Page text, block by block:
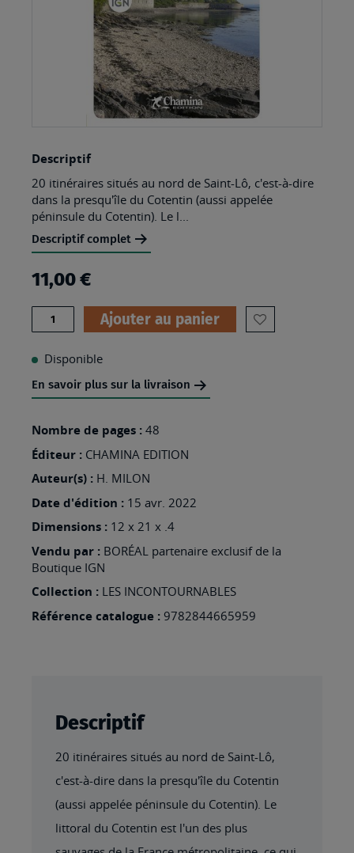
to
the
beginning
of
the
images
gallery
Descriptif
20 itinéraires situés au nord de Saint-Lô, c'est-à-dire
dans la presqu'île du Cotentin (aussi appelée
péninsule du Cotentin). Le l...
Descriptif complet
11,00 €
Quantité Ajouter au panier
AJOUTER
Disponible
En savoir plus sur la livraison
Nombre de pages : 48
Éditeur : CHAMINA EDITION
Auteur(s) : H. MILON
Date d'édition : 15 avr. 2022
Dimensions : 12 x 21 x .4
Vendu par : BORÉAL partenaire exclusif de la
Boutique IGN
Collection : LES INCONTOURNABLES
Référence catalogue : 9782844665959
Descriptif
20 itinéraires situés au nord de Saint-Lô,
c'est-à-dire dans la presqu'île du Cotentin
(aussi appelée péninsule du Cotentin). Le
littoral du Cotentin est l'un des plus